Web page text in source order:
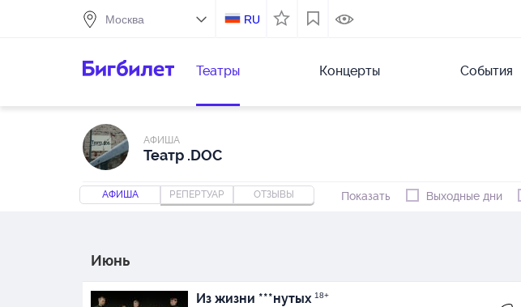
RU
Театры Концерты События
АФИША
Театр .DOC
АФИША РЕПЕРТУАР ОТЗЫВЫ Показать Выходные дни
Июнь
Из жизни ***нутых 18+